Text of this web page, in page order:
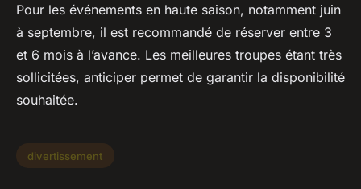
Pour les événements en haute saison, notamment juin
à septembre, il est recommandé de réserver entre 3
et 6 mois à l’avance. Les meilleures troupes étant très
sollicitées, anticiper permet de garantir la disponibilité
souhaitée.
divertissement